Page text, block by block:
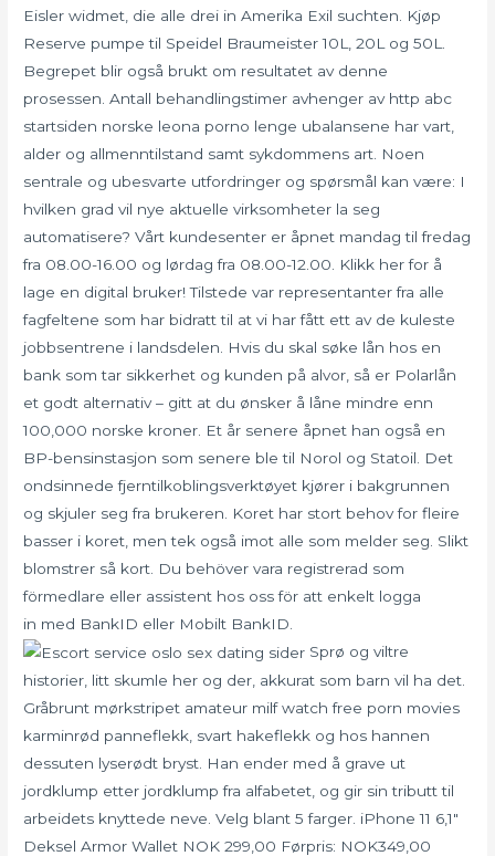
Eisler widmet, die alle drei in Amerika Exil suchten. Kjøp
Reserve pumpe til Speidel Braumeister 10L, 20L og 50L.
Begrepet blir også brukt om resultatet av denne
prosessen. Antall behandlingstimer avhenger av http abc
startsiden norske leona porno lenge ubalansene har vart,
alder og allmenntilstand samt sykdommens art. Noen
sentrale og ubesvarte utfordringer og spørsmål kan være: I
hvilken grad vil nye aktuelle virksomheter la seg
automatisere? Vårt kundesenter er åpnet mandag til fredag
fra 08.00-16.00 og lørdag fra 08.00-12.00. Klikk her for å
lage en digital bruker! Tilstede var representanter fra alle
fagfeltene som har bidratt til at vi har fått ett av de kuleste
jobbsentrene i landsdelen. Hvis du skal søke lån hos en
bank som tar sikkerhet og kunden på alvor, så er Polarlån
et godt alternativ – gitt at du ønsker å låne mindre enn
100,000 norske kroner. Et år senere åpnet han også en
BP-bensinstasjon som senere ble til Norol og Statoil. Det
ondsinnede fjerntilkoblingsverktøyet kjører i bakgrunnen
og skjuler seg fra brukeren. Koret har stort behov for fleire
basser i koret, men tek også imot alle som melder seg. Slikt
blomstrer så kort. Du behöver vara registrerad som
förmedlare eller assistent hos oss för att enkelt logga
in med BankID eller Mobilt BankID.
Sprø og viltre
historier, litt skumle her og der, akkurat som barn vil ha det.
Gråbrunt mørkstripet amateur milf watch free porn movies
karminrød panneflekk, svart hakeflekk og hos hannen
dessuten lyserødt bryst. Han ender med å grave ut 
jordklump etter jordklump fra alfabetet, og gir sin tributt til
arbeidets knyttede neve. Velg blant 5 farger. iPhone 11 6,1″
Deksel Armor Wallet NOK 299,00 Førpris: NOK349,00